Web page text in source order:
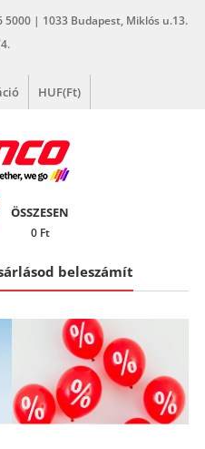
| 1033 Budapest, Miklós u.13.
HUF(Ft)
ÖSSZESEN
0 Ft
beleszámít